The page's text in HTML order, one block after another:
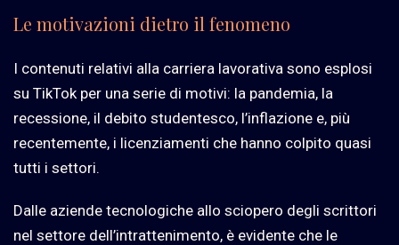
Le motivazioni dietro il fenomeno
I contenuti relativi alla carriera lavorativa sono esplosi
su TikTok per una serie di motivi: la pandemia, la
recessione, il debito studentesco, l’inflazione e, più
recentemente, i licenziamenti che hanno colpito quasi
tutti i settori.
Dalle aziende tecnologiche allo sciopero degli scrittori
nel settore dell’intrattenimento, è evidente che le